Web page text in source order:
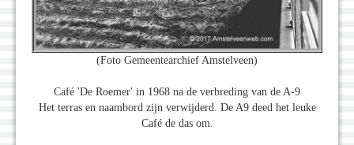
(Foto Gemeentearchief Amstelveen)
Café 'De Roemer' in 1968 na de verbreding van de A-9
Het terras en naambord zijn verwijderd. De A9 deed het leuke
Café de das om.